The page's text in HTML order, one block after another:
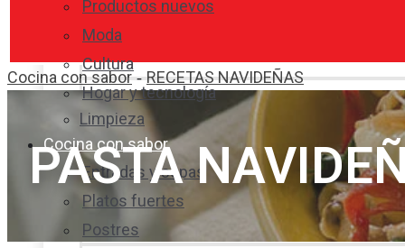
Productos nuevos
Moda
Cultura
Hogar y tecnología
Limpieza
Cocina con sabor
Entradas y sopas
Platos fuertes
Postres
Cocina con sabor- RECETAS NAVIDEÑAS
PASTA